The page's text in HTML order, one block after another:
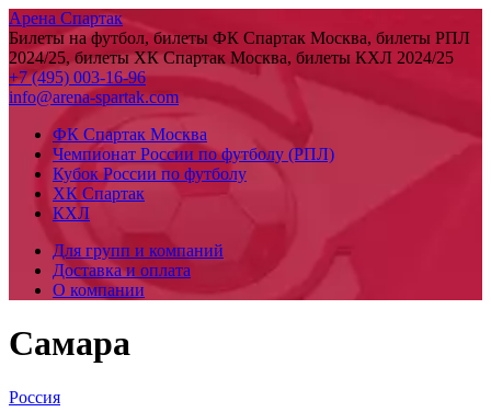
Арена Спартак
Билеты на футбол, билеты ФК Спартак Москва, билеты РПЛ
2024/25, билеты ХК Спартак Москва, билеты КХЛ 2024/25
+7 (495) 003-16-96
info@arena-spartak.com
ФК Спартак Москва
Чемпионат России по футболу (РПЛ)
Кубок России по футболу
ХК Спартак
КХЛ
Для групп и компаний
Доставка и оплата
О компании
Самара
Россия